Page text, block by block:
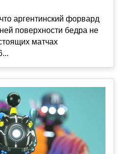
аргентинский форвард
поверхности бедра не
матчах